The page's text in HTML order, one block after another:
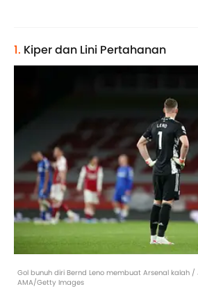
1. Kiper dan Lini Pertahanan
Gol bunuh diri Bernd Leno membuat Arsenal kalah
AMA/Getty Images